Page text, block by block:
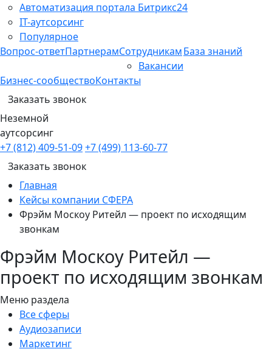
Автоматизация портала Битрикс24
IT-аутсорсинг
Популярное
Вопрос-ответПартнерамСотрудникам
Вакансии
База знаний
Бизнес-сообществоКонтакты
Заказать звонок
Неземной
аутсорсинг
+7 (812) 409-51-09+7 (499) 113-60-77
Заказать звонок
Главная
Кейсы компании СФЕРА
Фрэйм Москоу Ритейл — проект по исходящим
звонкам
Фрэйм Москоу Ритейл —
проект по исходящим звонкам
Меню раздела
Все сферы
Аудиозаписи
Маркетинг